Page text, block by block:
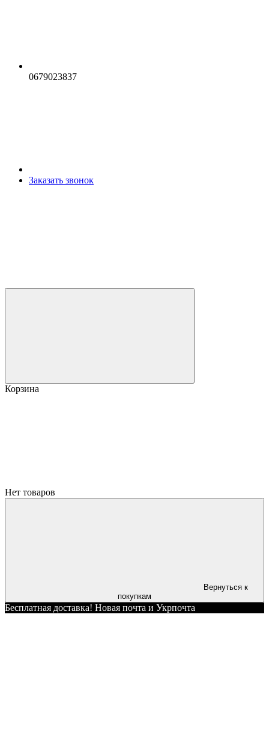
0679023837
Заказать звонок
Корзина
Нет товаров
Вернуться к
покупкам
Бесплатная доставка! Новая почта и Укрпочта